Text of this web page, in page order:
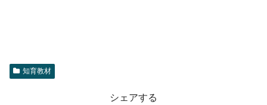
知育教材
シェアする